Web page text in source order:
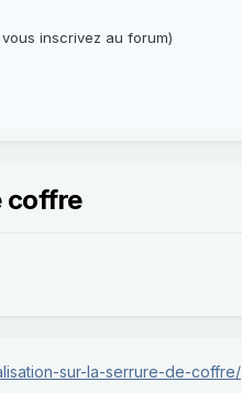
inscrivez au forum)
coffre
sur-la-serrure-de-coffre/